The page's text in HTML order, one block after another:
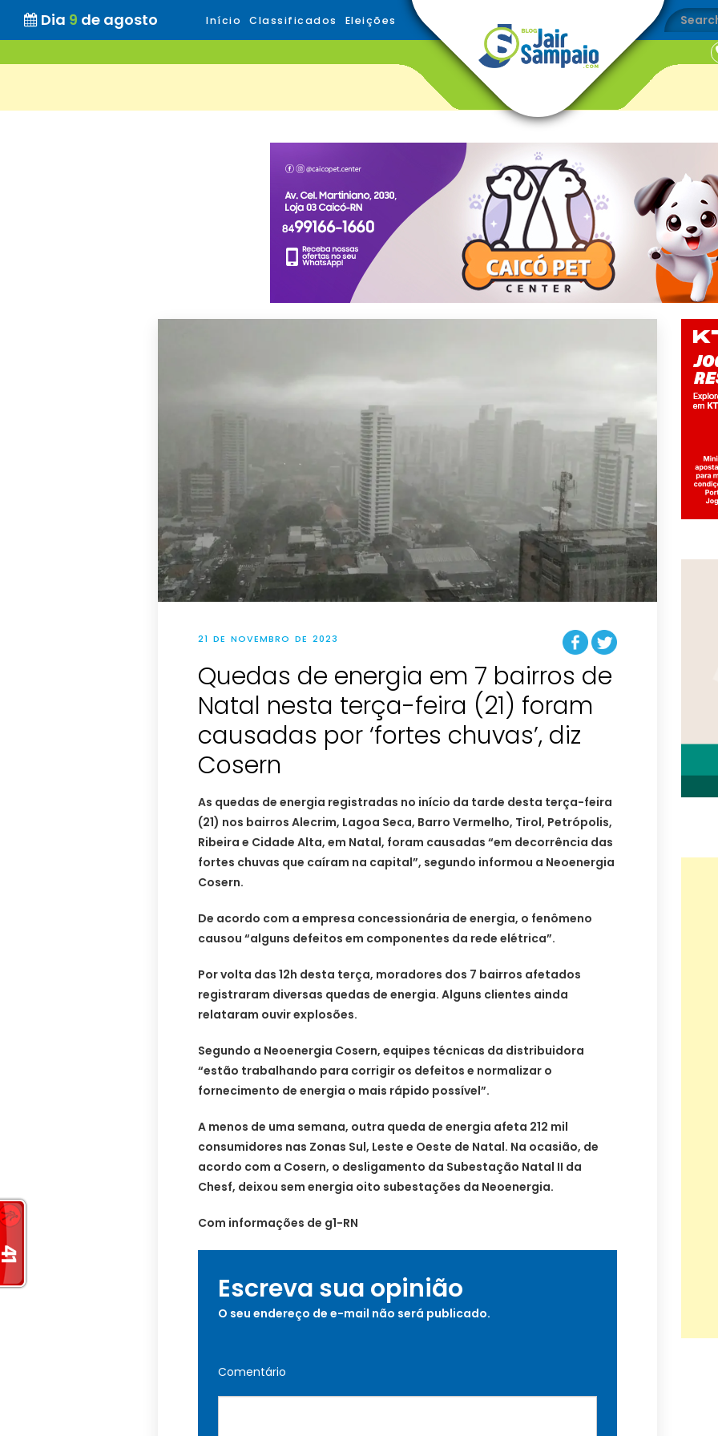
Dia 9 de agosto Início Classificados Eleições
21 DE NOVEMBRO DE 2023
Quedas de energia em 7 bairros de
Natal nesta terça-feira (21) foram
causadas por ‘fortes chuvas’, diz
Cosern
As quedas de energia registradas no início da tarde desta terça-feira
(21) nos bairros Alecrim, Lagoa Seca, Barro Vermelho, Tirol, Petrópolis,
Ribeira e Cidade Alta, em Natal, foram causadas “em decorrência das
fortes chuvas que caíram na capital”, segundo informou a Neoenergia
Cosern.
De acordo com a empresa concessionária de energia, o fenômeno
causou “alguns defeitos em componentes da rede elétrica”.
Por volta das 12h desta terça, moradores dos 7 bairros afetados
registraram diversas quedas de energia. Alguns clientes ainda
relataram ouvir explosões.
Segundo a Neoenergia Cosern, equipes técnicas da distribuidora
“estão trabalhando para corrigir os defeitos e normalizar o
fornecimento de energia o mais rápido possível”.
A menos de uma semana, outra queda de energia afeta 212 mil
consumidores nas Zonas Sul, Leste e Oeste de Natal. Na ocasião, de
acordo com a Cosern, o desligamento da Subestação Natal II da
Chesf, deixou sem energia oito subestações da Neoenergia.
Com informações de g1-RN
Escreva sua opinião
O seu endereço de e-mail não será publicado.
Comentário